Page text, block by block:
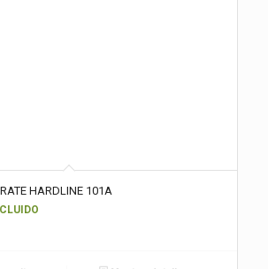
HARDLINE 101A